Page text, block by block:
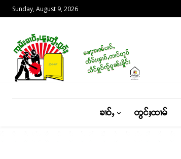
Sunday, August 9, 2026
ၶၢဝ်ႇ တွင်ႈထၢမ်